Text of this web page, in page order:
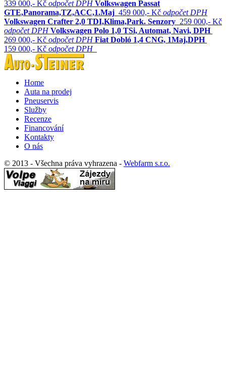
339 000,- Kč odpočet DPH Volkswagen Passat
GTE,Panorama,TZ,ACC,1.Maj 459 000,- Kč odpočet DPH
Volkswagen Crafter 2,0 TDI,Klima,Park. Senzory 259 000,- Kč
odpočet DPH Volkswagen Polo 1,0 TSi, Automat, Navi, DPH
269 000,- Kč odpočet DPH Fiat Dobló 1,4 CNG, 1Maj,DPH
159 000,- Kč odpočet DPH
Home
Auta na prodej
Pneuservis
Služby
Recenze
Financování
Kontakty
O nás
© 2013 - Všechna práva vyhrazena - Webfarm s.r.o.